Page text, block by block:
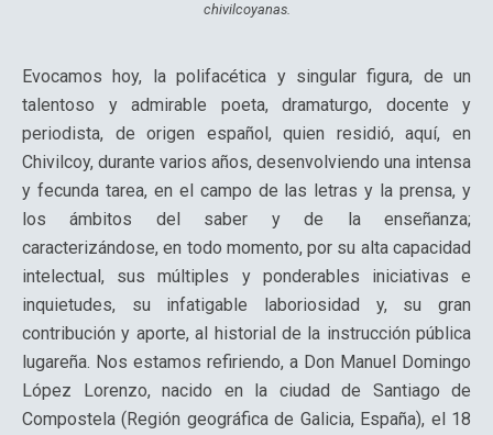
chivilcoyanas.
Evocamos hoy, la polifacética y singular figura, de un
talentoso y admirable poeta, dramaturgo, docente y
periodista, de origen español, quien residió, aquí, en
Chivilcoy, durante varios años, desenvolviendo una intensa
y fecunda tarea, en el campo de las letras y la prensa, y
los ámbitos del saber y de la enseñanza;
caracterizándose, en todo momento, por su alta capacidad
intelectual, sus múltiples y ponderables iniciativas e
inquietudes, su infatigable laboriosidad y, su gran
contribución y aporte, al historial de la instrucción pública
lugareña. Nos estamos refiriendo, a Don Manuel Domingo
López Lorenzo, nacido en la ciudad de Santiago de
Compostela (Región geográfica de Galicia, España), el 18